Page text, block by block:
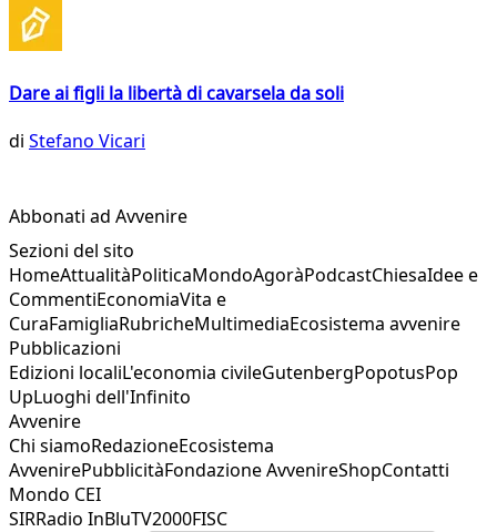
Dare ai figli la libertà di cavarsela da soli
di Stefano Vicari
Abbonati ad Avvenire
Sezioni del sito
HomeAttualitàPoliticaMondoAgoràPodcastChiesaIdee e
CommentiEconomiaVita e
CuraFamigliaRubricheMultimediaEcosistema avvenire
Pubblicazioni
Edizioni localiL'economia civileGutenbergPopotusPop
UpLuoghi dell'Infinito
Avvenire
Chi siamoRedazioneEcosistema
AvvenirePubblicitàFondazione AvvenireShopContatti
Mondo CEI
SIRRadio InBluTV2000FISC